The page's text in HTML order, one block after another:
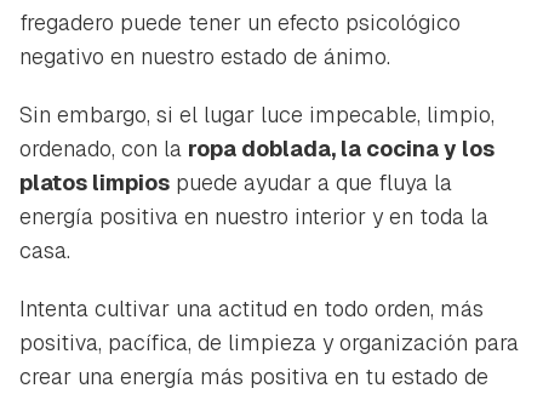
fregadero puede tener un efecto psicológico
negativo en nuestro estado de ánimo.
Sin embargo, si el lugar luce impecable, limpio,
ordenado, con la ropa doblada, la cocina y los
platos limpios puede ayudar a que fluya la
energía positiva en nuestro interior y en toda la
casa.
Intenta cultivar una actitud en todo orden, más
positiva, pacífica, de limpieza y organización para
crear una energía más positiva en tu estado de